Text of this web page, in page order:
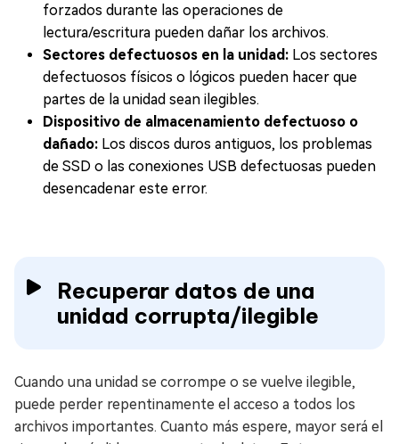
forzados durante las operaciones de
lectura/escritura pueden dañar los archivos.
Sectores defectuosos en la unidad: Los sectores
defectuosos físicos o lógicos pueden hacer que
partes de la unidad sean ilegibles.
Dispositivo de almacenamiento defectuoso o
dañado: Los discos duros antiguos, los problemas
de SSD o las conexiones USB defectuosas pueden
desencadenar este error.
Recuperar datos de una
unidad corrupta/ilegible
Cuando una unidad se corrompe o se vuelve ilegible,
puede perder repentinamente el acceso a todos los
archivos importantes. Cuanto más espere, mayor será el